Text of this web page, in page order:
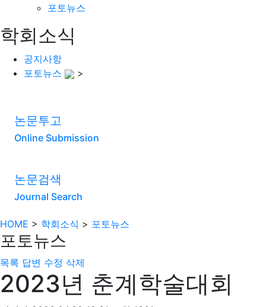
포토뉴스
학회소식
공지사항
포토뉴스
>
논문투고
Online Submission
논문검색
Journal Search
HOME > 학회소식 > 포토뉴스
포토뉴스
목록 답변 수정 삭제
2023년 춘계학술대회